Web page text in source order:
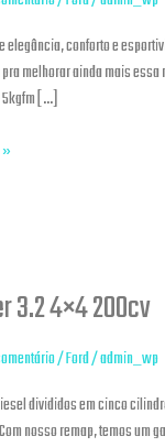
elegância, conforto e
pra melhorar ainda mais
5kgfm […]
3.2 4×4 200cv
/Ford/admin_wp
divididos em cinco
nosso remap, temos um